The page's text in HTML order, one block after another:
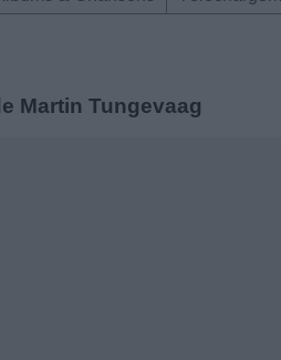
Martin Tungevaag